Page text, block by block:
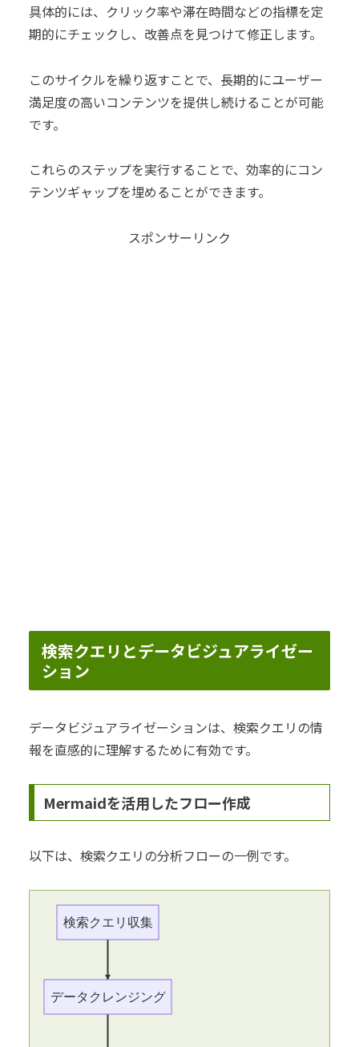
具体的には、クリック率や滞在時間などの指標を定
期的にチェックし、改善点を見つけて修正します。
このサイクルを繰り返すことで、長期的にユーザー
満足度の高いコンテンツを提供し続けることが可能
です。
これらのステップを実行することで、効率的にコン
テンツギャップを埋めることができます。
スポンサーリンク
検索クエリとデータビジュアライゼー
ション
データビジュアライゼーションは、検索クエリの情
報を直感的に理解するために有効です。
Mermaidを活用したフロー作成
以下は、検索クエリの分析フローの一例です。
検索クエリ収集
データクレンジング